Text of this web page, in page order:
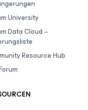
University
Data Cloud –
Resource Hub